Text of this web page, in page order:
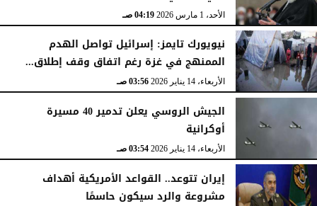
الأحد، 1 مارس 2026 04:19 صـ
نيويورك تايمز: إسرائيل تواصل الهدم
الممنهج في غزة رغم اتفاق وقف إطلاق...
الأربعاء، 14 يناير 2026 03:56 صـ
الجيش الروسي يعلن تدمير 40 مسيرة
أوكرانية
الأربعاء، 14 يناير 2026 03:54 صـ
إيران تتوعد.. القواعد الأمريكية أهداف
مشروعة والرد سيكون حاسمًا